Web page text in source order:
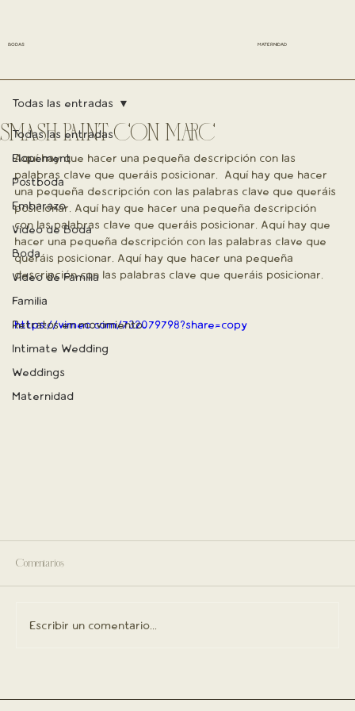
BODAS MATERNIDAD
Todas las entradas
Elopement
Postboda
Embarazo
Vídeo de Boda
Boda
Vídeo de Familia
Familia
Retratos en movimiento
Intimate Wedding
Weddings
Maternidad
Todas las entradas
SMASH PAINT CON MARC
Aquí hay que hacer una pequeña descripción con las
palabras clave que queráis posicionar.  Aquí hay que hacer
una pequeña descripción con las palabras clave que queráis
posicionar. Aquí hay que hacer una pequeña descripción
con las palabras clave que queráis posicionar. Aquí hay que
hacer una pequeña descripción con las palabras clave que
queráis posicionar. Aquí hay que hacer una pequeña
descripción con las palabras clave que queráis posicionar.
https://vimeo.com/732079798?share=copy
Comentarios
Escribir un comentario...